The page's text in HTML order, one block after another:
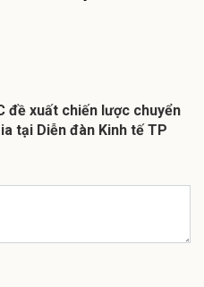
đề xuất chiến lược chuyển
tại Diễn đàn Kinh tế TP